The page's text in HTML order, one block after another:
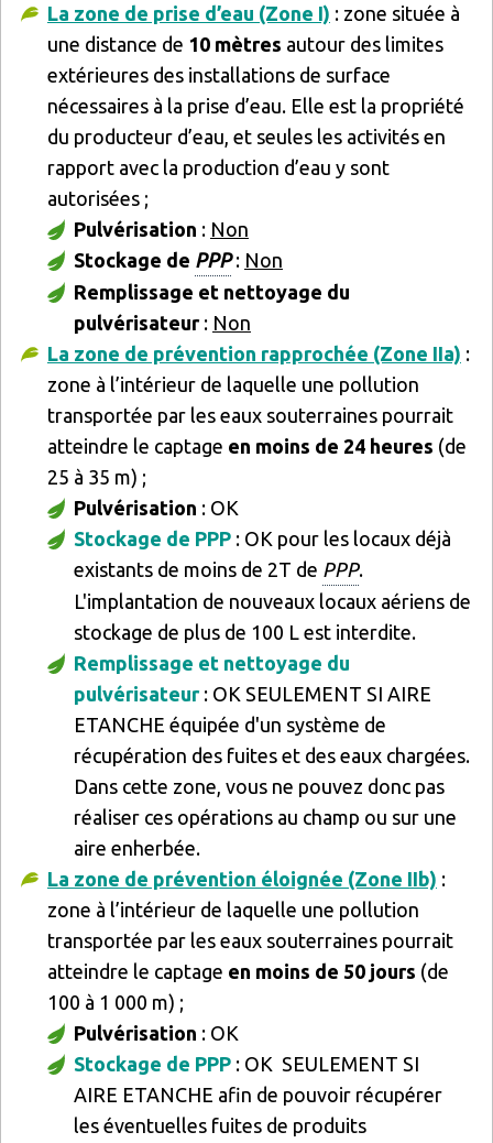
La zone de prise d’eau (Zone I) : zone située à
une distance de 10 mètres autour des limites
extérieures des installations de surface
nécessaires à la prise d’eau. Elle est la propriété
du producteur d’eau, et seules les activités en
rapport avec la production d’eau y sont
autorisées ;
Pulvérisation : Non
Stockage de PPP: Non
Remplissage et nettoyage du
pulvérisateur: Non
La zone de prévention rapprochée (Zone IIa) :
zone à l’intérieur de laquelle une pollution
transportée par les eaux souterraines pourrait
atteindre le captage en moins de 24 heures (de
25 à 35 m) ;
Pulvérisation : OK
Stockage de PPP : OK pour les locaux déjà
existants de moins de 2T de PPP.
L'implantation de nouveaux locaux aériens de
stockage de plus de 100 L est interdite.
Remplissage et nettoyage du
pulvérisateur: OK SEULEMENT SI AIRE
ETANCHE équipée d'un système de
récupération des fuites et des eaux chargées.
Dans cette zone, vous ne pouvez donc pas
réaliser ces opérations au champ ou sur une
aire enherbée.
La zone de prévention éloignée (Zone IIb) :
zone à l’intérieur de laquelle une pollution
transportée par les eaux souterraines pourrait
atteindre le captage en moins de 50 jours (de
100 à 1 000 m) ;
Pulvérisation : OK
Stockage de PPP : OK SEULEMENT SI
AIRE ETANCHE afin de pouvoir récupérer
les éventuelles fuites de produits